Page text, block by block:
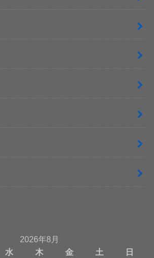
2026年8月
水 木 金 土 日